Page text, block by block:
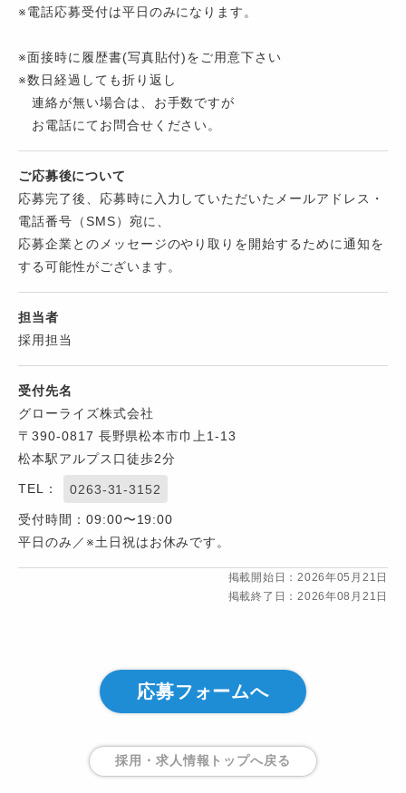
※電話応募受付は平日のみになります。
※面接時に履歴書(写真貼付)をご用意下さい
※数日経過しても折り返し
連絡が無い場合は、お手数ですが
お電話にてお問合せください。
ご応募後について
応募完了後、応募時に入力していただいたメールアドレス・
電話番号（SMS）宛に、
応募企業とのメッセージのやり取りを開始するために通知を
する可能性がございます。
担当者
採用担当
受付先名
グローライズ株式会社
〒390-0817 長野県松本市巾上1-13
松本駅アルプス口徒歩2分
TEL： 0263-31-3152
受付時間：09:00〜19:00
平日のみ／※土日祝はお休みです。
掲載開始日：2026年05月21日
掲載終了日：2026年08月21日
応募フォームへ
採用・求人情報トップへ戻る